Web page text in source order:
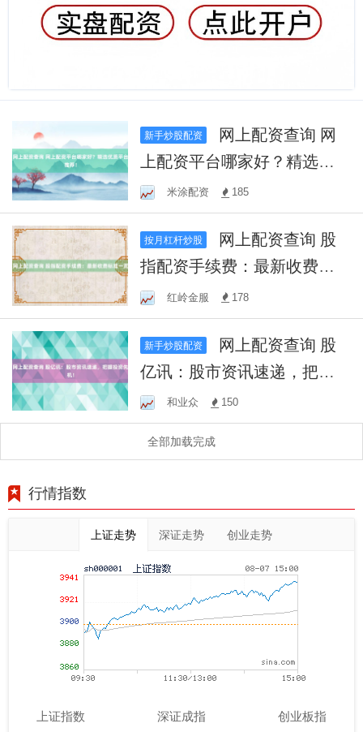
新手炒股配资
上配资平台哪家好？精选优
质平台推荐！
米涂配资 185
按月杠杆炒股
指配资手续费：最新收费标
准一览红岭金服 178
新手炒股配资
亿讯：股市资讯速递，把握
投资先机！
和业众 150
全部加载完成
行情指数
上证走势 深证走势 创业走势
上证指数 深证成指 创业板指